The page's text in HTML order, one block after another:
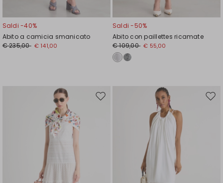
Saldi -40%
Abito a camicia smanicato
€ 235,00 € 141,00
Saldi -50%
Abito con paillettes ricamate
€ 109,00 € 55,00
Sposta